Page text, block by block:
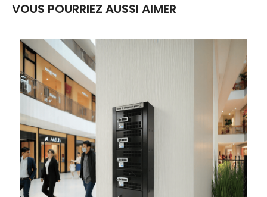
VOUS POURRIEZ AUSSI AIMER